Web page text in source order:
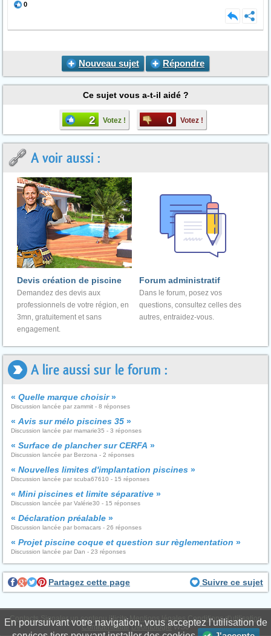
0
Nouveau sujet Répondre
Ce sujet vous a-t-il aidé ?
2 Votez ! 0 Votez !
A voir aussi :
Devis création de piscine
Demandez des devis aux
professionnels de votre région, en
3mn, gratuitement et sans
engagement.
Forum administratif
Dans le forum, posez vos
questions, consultez celles des
autres, entraidez-vous.
A lire aussi sur le forum :
« Quelle marque choisir»
Discussion lancée par zammit - 8 réponses
« Avis sur mélo piscines 35 »
Discussion lancée par mamarie35 - 3 réponses
« Surface de plancher sur CERFA »
Discussion lancée par Berzona - 2 réponses
« Nouvelles limites d'implantation piscines »
Discussion lancée par scuba67610 - 15 réponses
« Mini piscines et limite séparative »
Discussion lancée par Valérie30 - 15 réponses
« Déclaration préalable »
Discussion lancée par bomacars - 26 réponses
« Projet piscine coque et question sur règlementation »
Discussion lancée par Dan - 23 réponses
Partagez cette page Suivre ce sujet
Contacts Signaler un contenu illicite Mentions légales Conditions d'utilisation
Confidentialité DéontologieWS6
En poursuivant votre navigation, vous acceptez l'utilisation de